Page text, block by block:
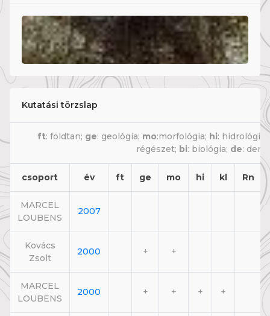
Kutatási törzslap
ft: földtan; ge: geológia; mo:morfológia; hi: hidrológia;
régészet; bi: biológia; de:
csoport év ft ge mo hi kl Rn
MARCEL
LOUBENS
2007
Kovács
Zsolt
2000 + +
MARCEL
LOUBENS
2000 + + + +